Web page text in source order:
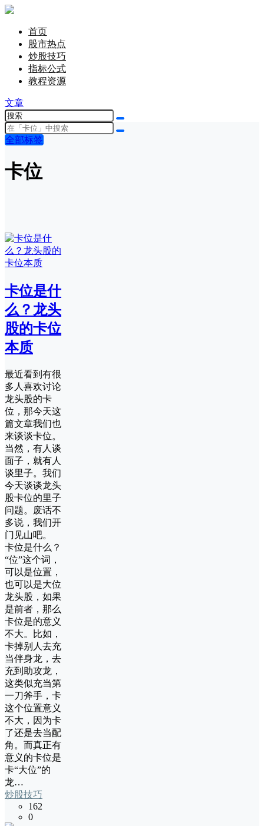
首页
股市热点
炒股技巧
指标公式
教程资源
文章
全部标签
卡位
卡位是什
么？龙头
股的卡位
本质
最近看到有很
多人喜欢讨论
龙头股的卡
位，那今天这
篇文章我们也
来谈谈卡位。
当然，有人谈
面子，就有人
谈里子。我们
今天谈谈龙头
股卡位的里子
问题。废话不
多说，我们开
门见山吧。
卡位是什么？
“位”这个词，
可以是位置，
也可以是大位
龙头股，如果
是前者，那么
卡位是的意义
不大。比如，
卡掉别人去充
当伴身龙，去
充到助攻龙，
这类似充当第
一刀斧手，卡
这个位置意义
不大，因为卡
了还是去当配
角。而真正有
意义的卡位是
卡“大位”的
龙…
炒股技巧
162
0